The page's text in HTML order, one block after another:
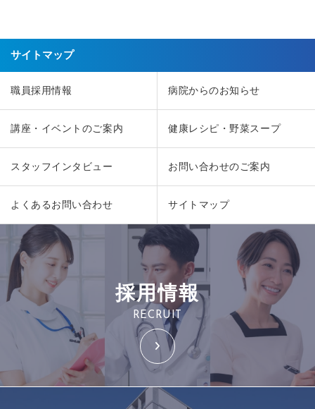
サイトマップ
職員採用情報 病院からのお知らせ
講座・イベントのご案内 健康レシピ・野菜スープ
スタッフインタビュー お問い合わせのご案内
よくあるお問い合わせ サイトマップ
採用情報
RECRUIT